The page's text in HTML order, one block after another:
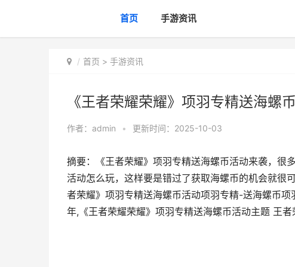
首页 手游资讯
首页 > 手游资讯
《王者荣耀荣耀》项羽专精送海螺
作者： admin • 更新时间：2025-10-03
摘要：《王者荣耀》项羽专精送海螺币活动来袭，很
活动怎么玩，这样要是错过了获取海螺币的机会就很
者荣耀》项羽专精送海螺币活动项羽专精-送海螺币
年,《王者荣耀荣耀》项羽专精送海螺币活动主题 王